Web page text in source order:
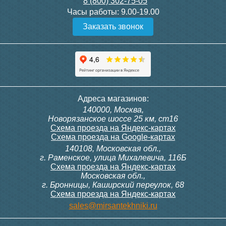
Конвектор ITT.080.200.1300
с решеткой GRILL.SGW-20-
Конвектор ITT.080.200.1000
с решеткой GRILL.SGW-20-
Конвектор ITT.080.200.1000
с решеткой GRILL.SGW-20-
Конвектор ITT.080.200.900 с
решеткой GRILL.SGA-20-
Подробнее Подробнее
3 950
11, 230В (механ.)
6 000
Часы работы: 9.00-19.00
Заказать звонок
Адреса магазинов:
140000, Москва,
Новорязанское шоссе 25 км, ст16
Схема проезда на Яндекс-картах
Схема проезда на Google-картах
140108, Московская обл.,
г. Раменское, улица Михалевича, 116Б
Схема проезда на Яндекс-картах
Московская обл.,
г. Бронницы, Каширский переулок, 68
Схема проезда на Яндекс-картах
sales@mirsantekhniki.ru